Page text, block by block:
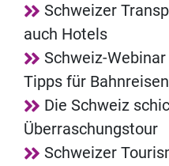
Schweizer
auch Hotels
Schweiz-
Tipps für Bahnreisen
Die Schweiz
Überraschungstour
Schweizer